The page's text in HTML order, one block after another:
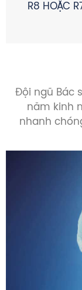
R8 HOẶC
Đội ngũ Bác
năm kinh
nhanh